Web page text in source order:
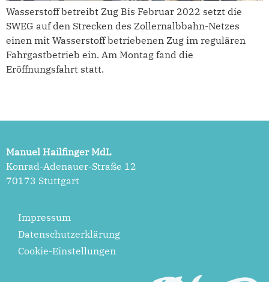
Wasserstoff betreibt Zug Bis Februar 2022 setzt die
SWEG auf den Strecken des Zollernalbbahn-Netzes
einen mit Wasserstoff betriebenen Zug im regulären
Fahrgastbetrieb ein. Am Montag fand die
Eröffnungsfahrt statt.
Manuel Hailfinger MdL
Konrad-Adenauer-Straße 12
70173 Stuttgart
Impressum
Datenschutzerklärung
Cookie-Einstellungen